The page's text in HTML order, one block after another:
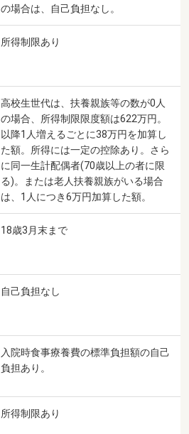
の場合は、自己負担なし。
所得制限あり
高校生世代は、扶養親族等の数が0人
の場合、所得制限限度額は622万円。
以降1人増えるごとに38万円を加算し
た額。所得には一定の控除あり。さら
に同一生計配偶者(70歳以上の者に限
る)。または老人扶養親族がいる場合
は、1人につき6万円加算した額。
18歳3月末まで
自己負担なし
入院時食事療養費の標準負担額の自己
負担あり。
所得制限あり